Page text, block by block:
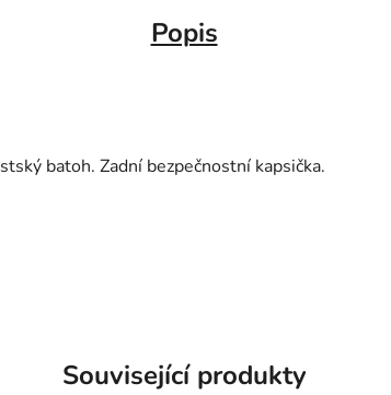
Popis
batoh. Zadní bezpečnostní kapsička.
Související produkty